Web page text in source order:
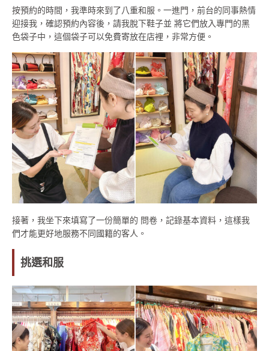
按預約的時間，我準時來到了八重和服。一進門，前台的同事熱情
迎接我，確認預約內容後，請我脫下鞋子並 將它們放入專門的黑
色袋子中，這個袋子可以免費寄放在店裡，非常方便。
接著，我坐下來填寫了一份簡單的 問卷，記錄基本資料，這樣我
們才能更好地服務不同國籍的客人。
挑選和服